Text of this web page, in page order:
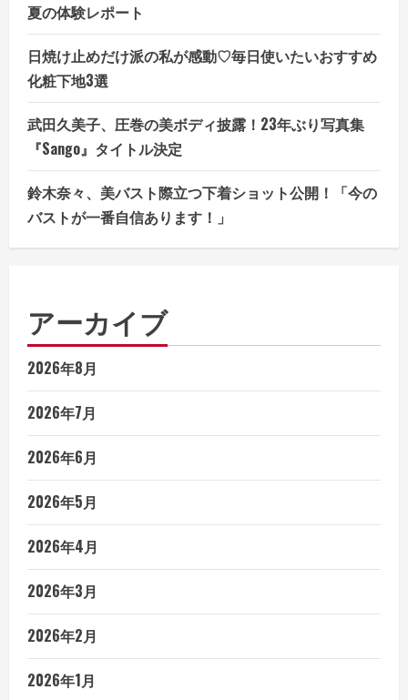
夏の体験レポート
日焼け止めだけ派の私が感動♡毎日使いたいおすすめ
化粧下地3選
武田久美子、圧巻の美ボディ披露！23年ぶり写真集
『Sango』タイトル決定
鈴木奈々、美バスト際立つ下着ショット公開！「今の
バストが一番自信あります！」
アーカイブ
2026年8月
2026年7月
2026年6月
2026年5月
2026年4月
2026年3月
2026年2月
2026年1月